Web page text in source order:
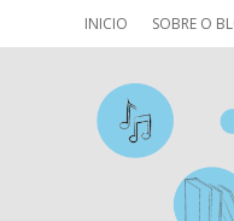
INICIO SOBRE O